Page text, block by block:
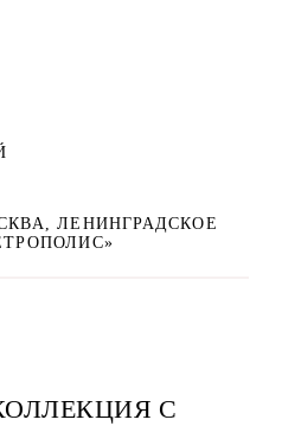
ЛЕНИНГРАДСКОЕ
С